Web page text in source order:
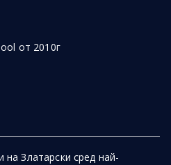
от 2010г
на Златарски сред най-